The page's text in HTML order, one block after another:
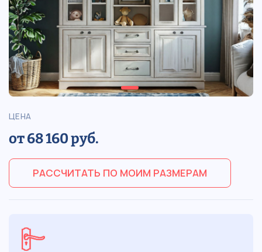
ЦЕНА
от 68 160 руб.
РАССЧИТАТЬ ПО МОИМ РАЗМЕРАМ